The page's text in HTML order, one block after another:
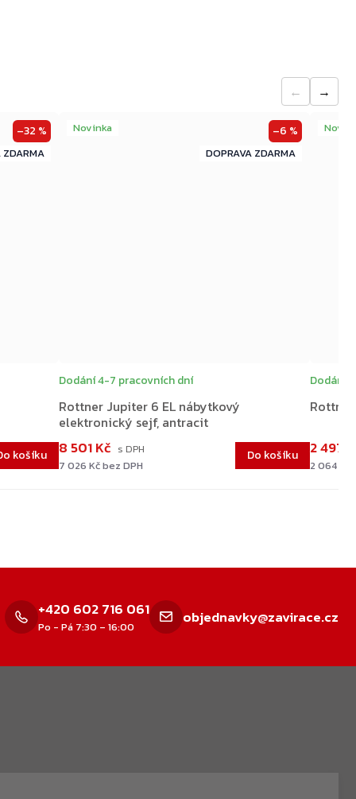
← →
ZDARMA
–32 %
košíku
Novinka
ZDARMA
–6 %
Rottner Jupiter 6 EL nábytkový
elektronický sejf, antracit
Dodání 4-7 pracovních dní
7 026 Kč bez DPH
8 501 Kč Do košíku
Dodání
2 064 Kč
2 497
+420 602 716 061
Po - Pá 7:30 – 16:00 objednavky@zavirace.cz